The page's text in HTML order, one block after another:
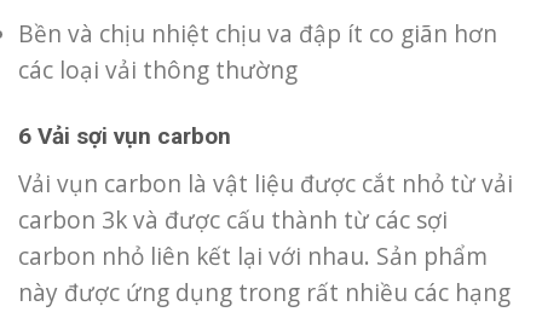
Bền và chịu nhiệt chịu va đập ít co giãn hơn
các loại vải thông thường
6 Vải sợi vụn carbon
Vải vụn carbon là vật liệu được cắt nhỏ từ vải
carbon 3k và được cấu thành từ các sợi
carbon nhỏ liên kết lại với nhau. Sản phẩm
này được ứng dụng trong rất nhiều các hạng